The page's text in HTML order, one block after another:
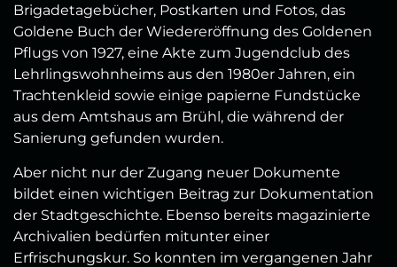
Brigadetagebücher, Postkarten und Fotos, das
Goldene Buch der Wiedereröffnung des Goldenen
Pflugs von 1927, eine Akte zum Jugendclub des
Lehrlingswohnheims aus den 1980er Jahren, ein
Trachtenkleid sowie einige papierne Fundstücke
aus dem Amtshaus am Brühl, die während der
Sanierung gefunden wurden.
Aber nicht nur der Zugang neuer Dokumente
bildet einen wichtigen Beitrag zur Dokumentation
der Stadtgeschichte. Ebenso bereits magazinierte
Archivalien bedürfen mitunter einer
Erfrischungskur. So konnten im vergangenen Jahr